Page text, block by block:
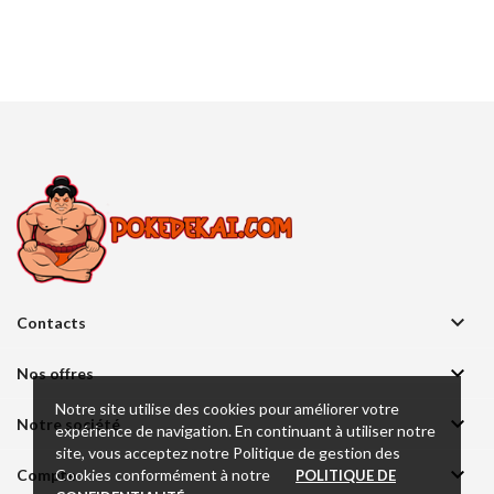
Notre site utilise des cookies pour améliorer votre
expérience de navigation. En continuant à utiliser notre
site, vous acceptez notre Politique de gestion des
Cookies conformément à notre
POLITIQUE DE
Contacts 
Nos offres 
Notre société 
Compte 